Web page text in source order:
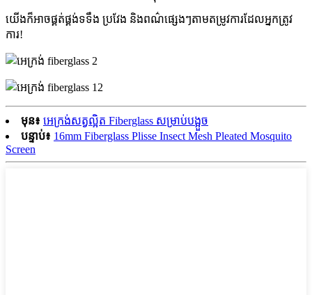
យើងក៏អាចផ្គត់ផ្គង់ទទឹង ប្រវែង និងពណ៌ផ្សេងៗតាមតម្រូវការដែលអ្នកត្រូវ
ការ!
មុន៖ អេក្រង់សត្វល្អិត Fiberglass សម្រាប់បង្អួច
បន្ទាប់៖ 16mm Fiberglass Plisse Insect Mesh Pleated Mosquito
Screen